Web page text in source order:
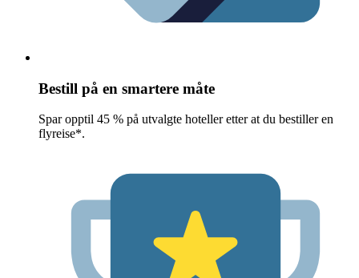
Bestill på en smartere måte
Spar opptil 45 % på utvalgte hoteller etter at du bestiller en
flyreise*.